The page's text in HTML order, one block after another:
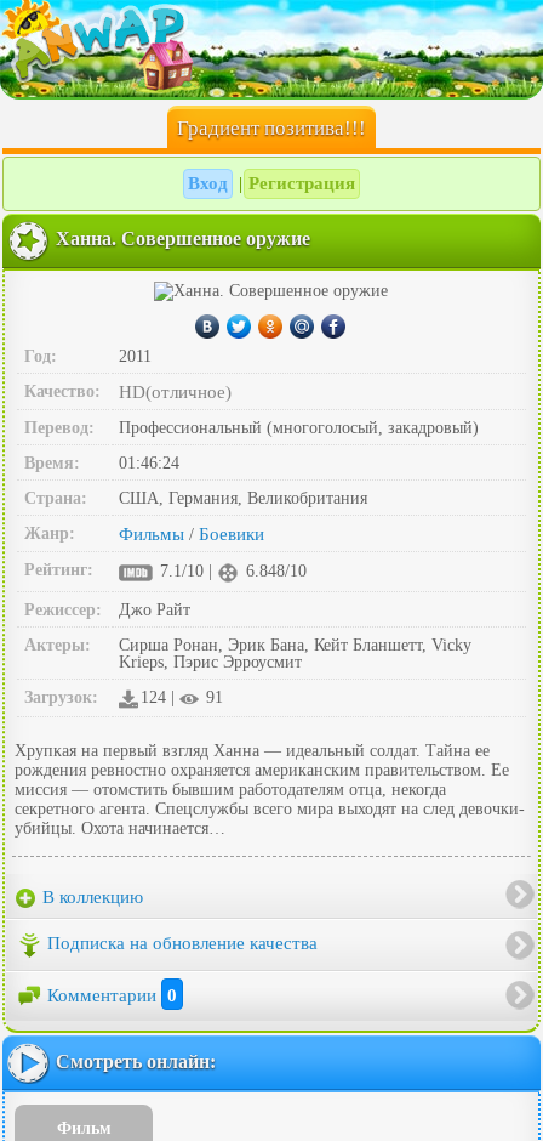
Градиент позитива!!!
Вход Регистрация
Ханна. Совершенное оружие
Год:
2011
Качество:
HD(отличное)
Перевод:
Профессиональный (многоголосый, закадровый)
Время:
01:46:24
Страна:
США, Германия, Великобритания
Жанр:
Фильмы / Боевики
Рейтинг: 7.1/10 | 6.848/10
Режиссер:
Джо Райт
Актеры:
Сирша Ронан, Эрик Бана, Кейт Бланшетт, Vicky
Krieps, Пэрис Эрроусмит
Загрузок:
124 | 91
Хрупкая на первый взгляд Ханна — идеальный солдат. Тайна ее
рождения ревностно охраняется американским правительством. Ее
миссия — отомстить бывшим работодателям отца, некогда
секретного агента. Спецслужбы всего мира выходят на след девочки-
убийцы. Охота начинается…
В коллекцию
Подписка на обновление качества
Комментарии 0
Смотреть онлайн:
Фильм